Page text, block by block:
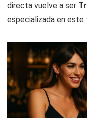
directa vuelve a ser
especializada en